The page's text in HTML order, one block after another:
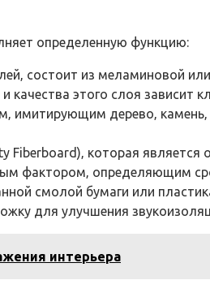
определенную функцию:
состоит из меламиновой
этого слоя зависит
дерево‚
которая
фактором‚ определяющим
смолой бумаги или
для улучшения
интерьера